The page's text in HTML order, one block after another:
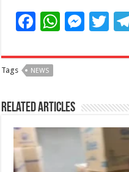
F
c
e
b
o
o
k
W
at
A
p
p
M
ss
n
g
e
r
T
itt
r
Tags NEWS
Related Articles